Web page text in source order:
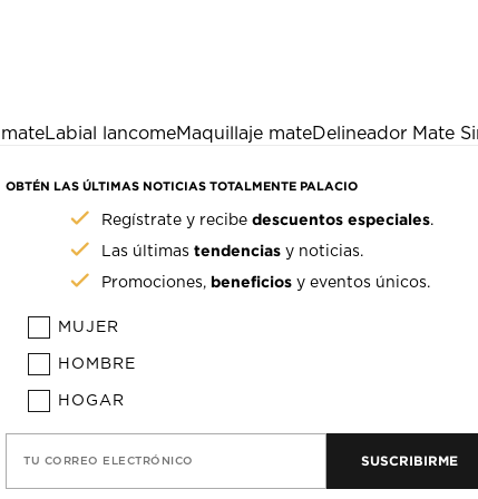
Labial lancomeMaquillaje mateDelineador Mate
OBTÉN LAS ÚLTIMAS NOTICIAS TOTALMENTE PALACIO
Regístrate y recibedescuentos especiales.
Las últimastendencias y noticias.
Promociones, beneficios y eventos únicos.
MUJER
HOMBRE
HOGAR
TU CORREO ELECTRÓNICO SUSCRIBIRME